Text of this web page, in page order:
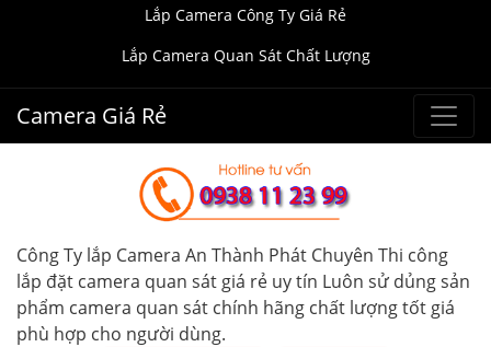
Lắp Camera Công Ty Giá Rẻ
Lắp Camera Quan Sát Chất Lượng
Camera Giá Rẻ
Công Ty lắp Camera An Thành Phát Chuyên Thi công
lắp đặt camera quan sát giá rẻ uy tín Luôn sử dủng sản
phẩm camera quan sát chính hãng chất lượng tốt giá
phù hợp cho người dùng.